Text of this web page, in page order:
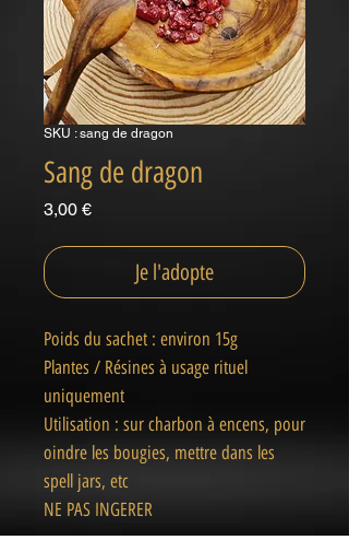
SKU : sang de dragon
Sang de dragon
3,00 €Prix
Je l'adopte
Poids du sachet : environ 15g
Plantes / Résines à usage rituel
uniquement
Utilisation : sur charbon à encens, pour
oindre les bougies, mettre dans les
spell jars, etc
NE PAS INGERER